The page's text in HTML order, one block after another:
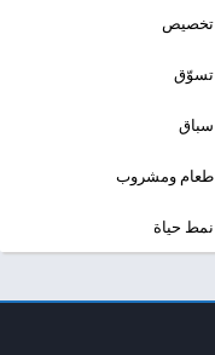
تخصيص
تسوّق
سباق
طعام ومشروب
نمط حياة